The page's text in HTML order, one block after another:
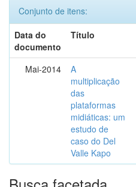
Conjunto de itens:
Data do
documento
Título
Mai-2014
A
multiplicação
das
plataformas
midiáticas: um
estudo de
caso do Del
Valle Kapo